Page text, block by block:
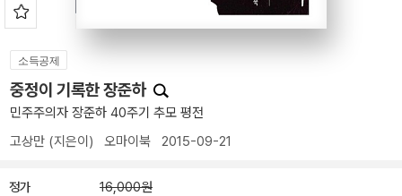
소득공제
중정이 기록한 장준하
민주주의자 장준하 40주기 추모 평전
고상만 (지은이) 오마이북 2015-09-21
정가 16,000원